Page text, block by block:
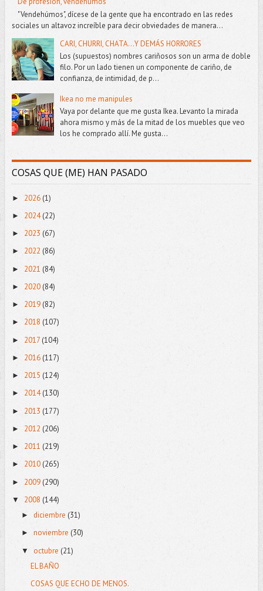
"Vendehúmos", dícese de la gente que ha encontrado en las redes
sociales un altavoz increíble para decir obviedades de manera...
CARI, CHURRI, CHATA...Y DEMÁS HORRORES
Los (supuestos) nombres cariñosos son un arma de doble
filo. Por un lado tienen un componente de cariño, de
confianza, de intimidad, de p...
Ikea no me manipules
Vaya por delante que me gusta Ikea. Levanto la mirada
ahora mismo y más de la mitad de los muebles que veo
los he comprado allí. Me gusta...
COSAS QUE (ME) HAN PASADO
► 2026(1)
► 2024(22)
► 2023 (67)
► 2022 (86)
► 2021 (84)
► 2020(84)
► 2019 (82)
► 2018 (107)
► 2017(104)
► 2016(117)
► 2015 (124)
► 2014(130)
► 2013 (177)
► 2012 (206)
► 2011 (219)
► 2010(265)
► 2009 (290)
▼ 2008 (144)
► diciembre (31)
► noviembre (30)
▼ octubre (21)
EL BAÑO
COSAS QUE ECHO DE MENOS.